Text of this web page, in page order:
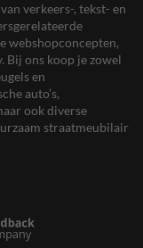
verkeers-, tekst- en
webshopconcepten,
Bij ons koop je zowel
en
auto’s,
ook diverse
straatmeubilair